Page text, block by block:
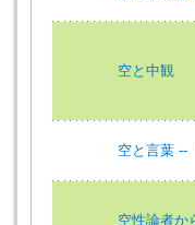
空と中観
空と言葉 --
空性論者か